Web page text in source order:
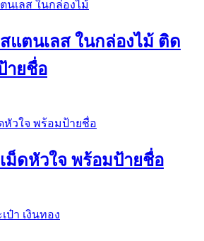
แตนเลส ในกล่องไม้ ติด
ายชื่อ
ม็ดหัวใจ พร้อมป้ายชื่อ